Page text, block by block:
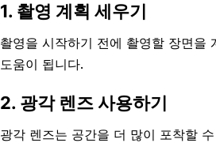
1. 촬영 계획 세우기
촬영을 시작하기 전에 촬영할 장면을
도움이 됩니다.
2. 광각 렌즈 사용하기
광각 렌즈는 공간을 더 많이 포착할